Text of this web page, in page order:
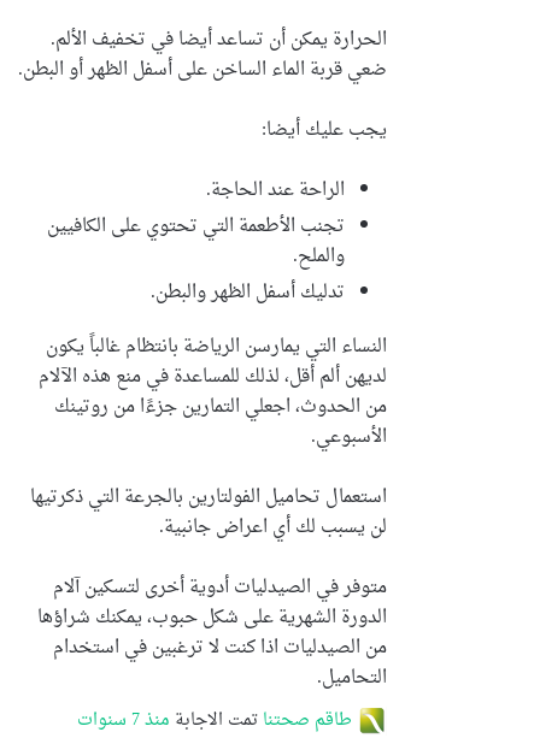
الحرارة يمكن أن تساعد أيضا في تخفيف الألم.
ضعي قربة الماء الساخن على أسفل الظهر أو البطن.
يجب عليك أيضا:
الراحة عند الحاجة.
تجنب الأطعمة التي تحتوي على الكافيين
والملح.
تدليك أسفل الظهر والبطن.
النساء التي يمارسن الرياضة بانتظام غالباً يكون
لديهن ألم أقل، لذلك للمساعدة في منع هذه الآلام
من الحدوث، اجعلي التمارين جزءًا من روتينك
الأسبوعي.
استعمال تحاميل الفولتارين بالجرعة التي ذكرتيها
لن يسبب لك أي اعراض جانبية.
متوفر في الصيدليات أدوية أخرى لتسكين آلام
الدورة الشهرية على شكل حبوب، يمكنك شراؤها
من الصيدليات اذا كنت لا ترغبين في استخدام
التحاميل.
طاقم صحتناتمت الاجابة منذ 7 سنوات